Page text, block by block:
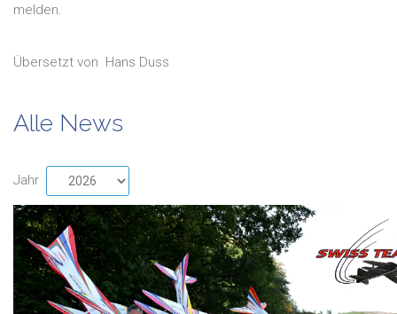
melden.
Übersetzt von Hans Duss
Alle News
Jahr